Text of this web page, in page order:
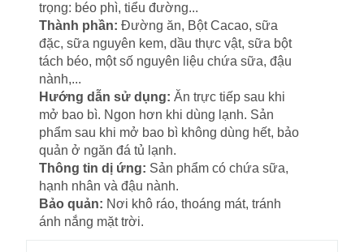
trọng: béo phì, tiểu đường...
Thành phần: Đường ăn, Bột Cacao, sữa
đặc, sữa nguyên kem, dầu thực vật, sữa bột
tách béo, một số nguyên liệu chứa sữa, đậu
nành,...
Hướng dẫn sử dụng: Ăn trực tiếp sau khi
mở bao bì. Ngon hơn khi dùng lạnh. Sản
phẩm sau khi mở bao bì không dùng hết, bảo
quản ở ngăn đá tủ lạnh.
Thông tin dị ứng: Sản phẩm có chứa sữa,
hạnh nhân và đậu nành.
Bảo quản: Nơi khô ráo, thoáng mát, tránh
ánh nắng mặt trời.